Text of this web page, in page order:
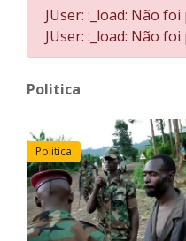
JUser: :_load: Não
JUser: :_load: Não
Politica
Politica